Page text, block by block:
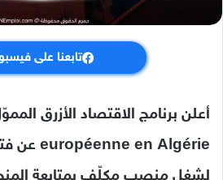
تابعنا على
أعلن برنامج الاقتصاد الأزرق
européenne en Algérie عن